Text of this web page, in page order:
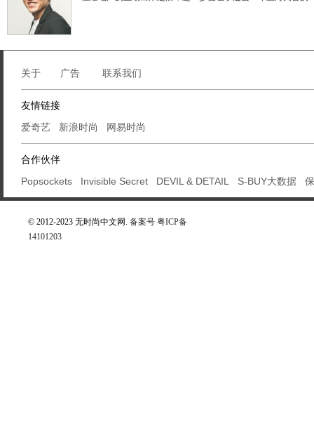
关于 广告 联系我们
友情链接
爱奇艺
新浪时尚 网易时尚
合作伙伴
Popsockets
Invisible Secret DEVIL & DETAIL S-BUY大数据
© 2012-2023 无时尚中文网. 备案号 粤ICP备
14101203